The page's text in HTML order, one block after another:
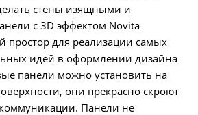
стены изящными и
с 3D эффектом Novita
простор для реализации самых
идей в оформлении дизайна
панели можно установить на
они прекрасно скроют
Панели не